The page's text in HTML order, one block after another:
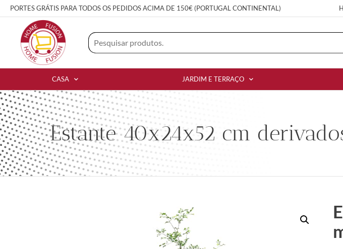
PORTES GRÁTIS PARA TODOS OS PEDIDOS ACIMA DE 150€ (PORTUGAL CONTINENTAL)
CASA JARDIM E TERRAÇO
Estante 40x24x52 cm